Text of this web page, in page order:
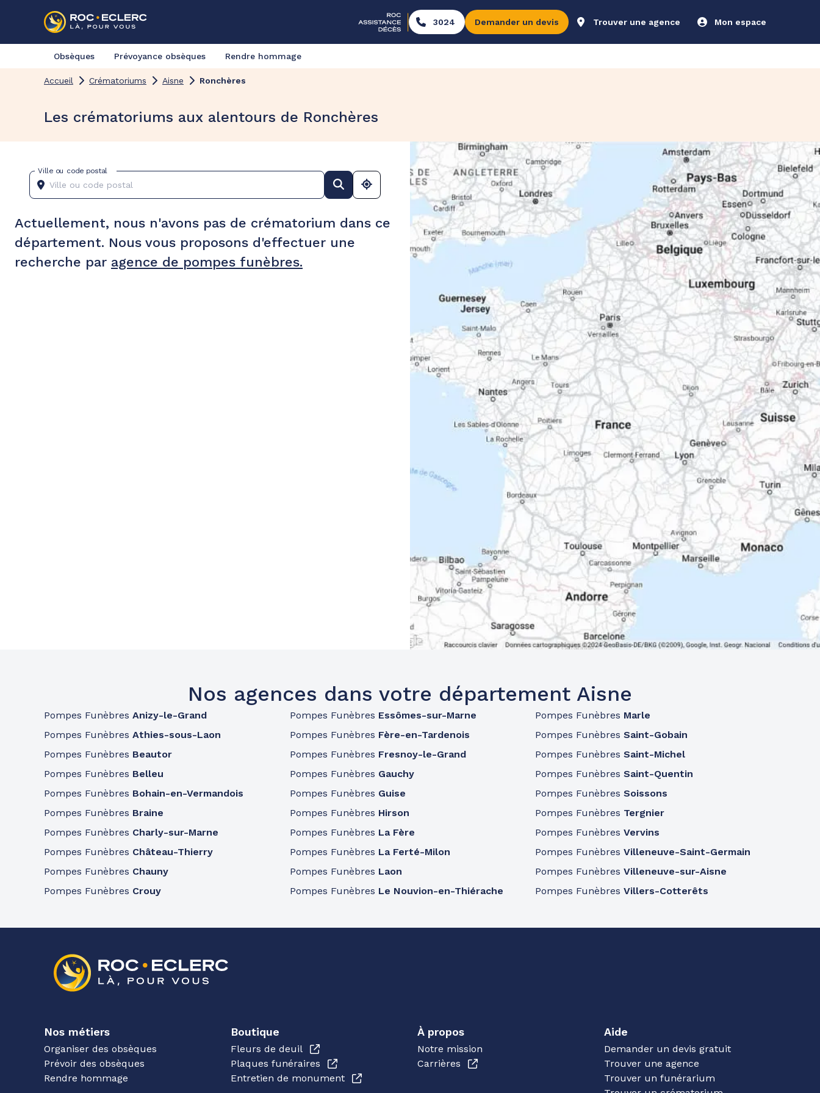
3024 Demander un devis Trouver une agence Mon espace
Obsèques Prévoyance obsèques Rendre hommage
Accueil Crématoriums Aisne Ronchères
Les crématoriums aux alentours de Ronchères
Ville ou code postal
Actuellement, nous n'avons pas de crématorium dans ce
département. Nous vous proposons d'effectuer une
recherche par agence de pompes funèbres.
Nos agences dans votre département Aisne
Pompes Funèbres Anizy-le-Grand
Pompes Funèbres Athies-sous-Laon
Pompes Funèbres Beautor
Pompes Funèbres Belleu
Pompes Funèbres Bohain-en-Vermandois
Pompes Funèbres Braine
Pompes Funèbres Charly-sur-Marne
Pompes Funèbres Château-Thierry
Pompes Funèbres Chauny
Pompes Funèbres Crouy
Pompes Funèbres Essômes-sur-Marne
Pompes Funèbres Fère-en-Tardenois
Pompes Funèbres Fresnoy-le-Grand
Pompes Funèbres Gauchy
Pompes Funèbres Guise
Pompes Funèbres Hirson
Pompes Funèbres La Fère
Pompes Funèbres La Ferté-Milon
Pompes Funèbres Laon
Pompes Funèbres Le Nouvion-en-Thiérache
Pompes Funèbres Marle
Pompes FunèbresSaint-Gobain
Pompes FunèbresSaint-Michel
Pompes FunèbresSaint-Quentin
Pompes FunèbresSoissons
Pompes Funèbres Tergnier
Pompes FunèbresVervins
Pompes FunèbresVilleneuve-Saint-Germain
Pompes FunèbresVilleneuve-sur-Aisne
Pompes FunèbresVillers-Cotterêts
Nos métiers
Organiser des obsèques
Prévoir des obsèques
Rendre hommage
Boutique
Fleurs de deuil
Plaques funéraires
Entretien de monument
À propos
Notre mission
Carrières
Aide
Demander un devis gratuit
Trouver une agence
Trouver un funérarium